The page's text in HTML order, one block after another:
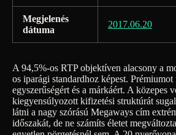
Megjelenés
dátuma
2017.06.20
A 94,5%-os RTP objektíven alacsony a
os iparági standardhoz képest. Prémiumot
egyszerűségért és a márkáért. A közepes
kiegyensúlyozott kifizetési struktúrát
látni a nagy szórású Megaways cím
időszakát, de ne számíts életet